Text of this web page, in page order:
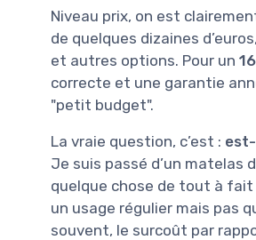
Niveau prix, on est
de quelques dizaines
et autres options. Pour un
correcte et une garantie
"petit budget".
La vraie question, c’est :
Je suis passé d’un matelas
quelque chose de tout à fait
un usage régulier mais pas
souvent, le surcoût par